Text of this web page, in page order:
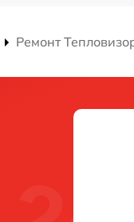
Ремонт